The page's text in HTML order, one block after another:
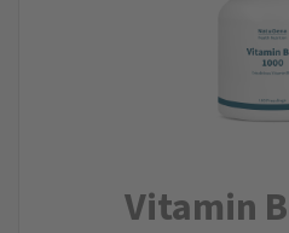
Vitamin